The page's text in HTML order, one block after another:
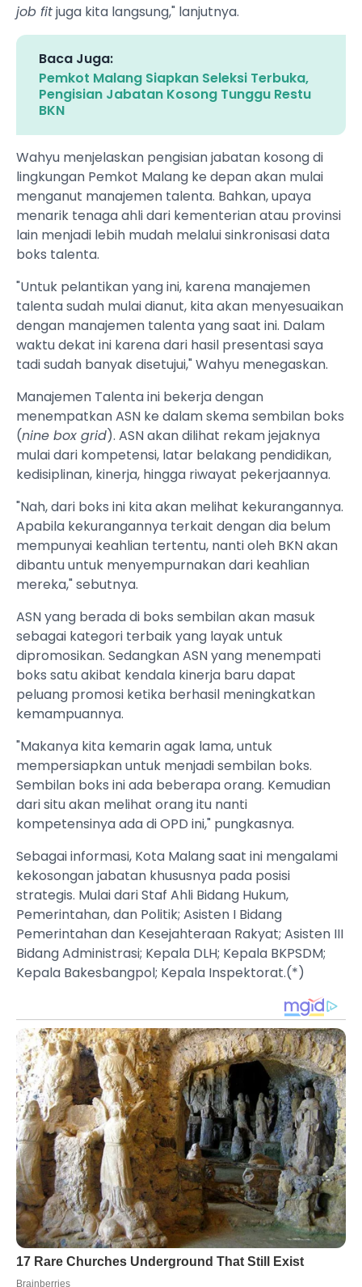
job fitjuga kita langsung," lanjutnya.
Baca Juga:
Pemkot Malang Siapkan Seleksi Terbuka,
Pengisian Jabatan Kosong Tunggu Restu
BKN
Wahyu menjelaskan pengisian jabatan kosong di
lingkungan Pemkot Malang ke depan akan mulai
menganut manajemen talenta. Bahkan, upaya
menarik tenaga ahli dari kementerian atau provinsi
lain menjadi lebih mudah melalui sinkronisasi data
boks talenta.
"Untuk pelantikan yang ini, karena manajemen
talenta sudah mulai dianut, kita akan menyesuaikan
dengan manajemen talenta yang saat ini. Dalam
waktu dekat ini karena dari hasil presentasi saya
tadi sudah banyak disetujui," Wahyu menegaskan.
Manajemen Talenta ini bekerja dengan
menempatkan ASN ke dalam skema sembilan boks
(nine box grid). ASN akan dilihat rekam jejaknya
mulai dari kompetensi, latar belakang pendidikan,
kedisiplinan, kinerja, hingga riwayat pekerjaannya.
"Nah, dari boks ini kita akan melihat kekurangannya.
Apabila kekurangannya terkait dengan dia belum
mempunyai keahlian tertentu, nanti oleh BKN akan
dibantu untuk menyempurnakan dari keahlian
mereka," sebutnya.
ASN yang berada di boks sembilan akan masuk
sebagai kategori terbaik yang layak untuk
dipromosikan. Sedangkan ASN yang menempati
boks satu akibat kendala kinerja baru dapat
peluang promosi ketika berhasil meningkatkan
kemampuannya.
"Makanya kita kemarin agak lama, untuk
mempersiapkan untuk menjadi sembilan boks.
Sembilan boks ini ada beberapa orang. Kemudian
dari situ akan melihat orang itu nanti
kompetensinya ada di OPD ini," pungkasnya.
Sebagai informasi, Kota Malang saat ini mengalami
kekosongan jabatan khususnya pada posisi
strategis. Mulai dari Staf Ahli Bidang Hukum,
Pemerintahan, dan Politik; Asisten I Bidang
Pemerintahan dan Kesejahteraan Rakyat; Asisten III
Bidang Administrasi; Kepala DLH; Kepala BKPSDM;
Kepala Bakesbangpol; Kepala Inspektorat.(*)